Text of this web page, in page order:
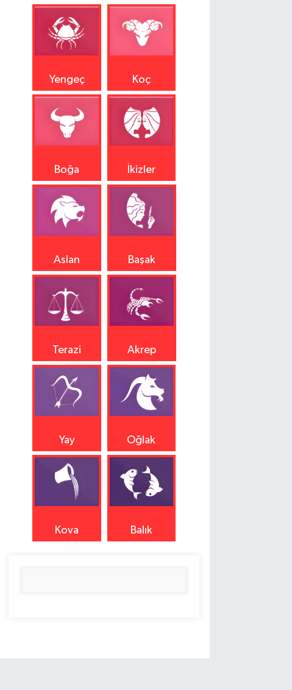
Yengeç Koç
Boğa İkizler
Aslan Başak
Terazi Akrep
Yay Oğlak
Kova Balık